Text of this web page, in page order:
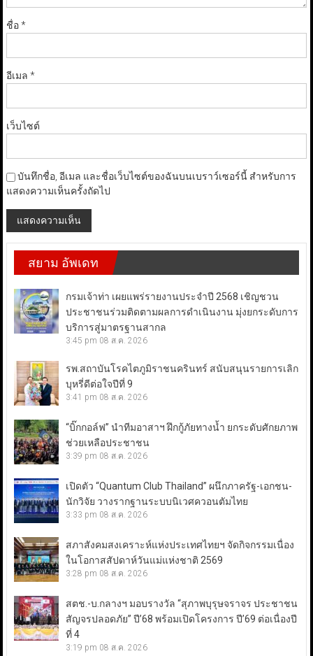
ชื่อ*
อีเมล *
เว็บไซต์
บันทึกชื่อ, อีเมล และชื่อเว็บไซต์ของฉันบนเบราว์เซอร์นี้ สำหรับการ
แสดงความเห็นครั้งถัดไป
สยาม อัพเดท
กรมเจ้าท่า เผยแพร่รายงานประจำปี 2568 เชิญชวน
ประชาชนร่วมติดตามผลการดำเนินงาน มุ่งยกระดับการ
บริการสู่มาตรฐานสากล
3:45 pm 08 ส.ค. 2026
รพ.สถาบันโรคไตภูมิราชนครินทร์ สนับสนุนรายการเลิก
บุหรี่ดีต่อใจปีที่ 9
3:41 pm 08 ส.ค. 2026
“บิ๊กกอล์ฟ” นำทีมอาสาฯ ฝึกกู้ภัยทางน้ำ ยกระดับศักยภาพ
ช่วยเหลือประชาชน
3:39 pm 08 ส.ค. 2026
เปิดตัว “Quantum Club Thailand” ผนึกภาครัฐ-เอกชน-
นักวิจัย วางรากฐานระบบนิเวศควอนตัมไทย
3:33 pm 08 ส.ค. 2026
สภาสังคมสงเคราะห์แห่งประเทศไทยฯ จัดกิจกรรมเนื่อง
ในโอกาสสัปดาห์วันแม่แห่งชาติ 2569
3:28 pm 08 ส.ค. 2026
สตช.-บ.กลางฯ มอบรางวัล “สุภาพบุรุษจราจร ประชาชน
สัญจรปลอดภัย” ปี’68 พร้อมเปิดโครงการ ปี’69 ต่อเนื่องปี
ที่ 4
3:19 pm 08 ส.ค. 2026